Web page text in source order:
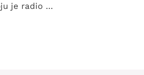
je radio …